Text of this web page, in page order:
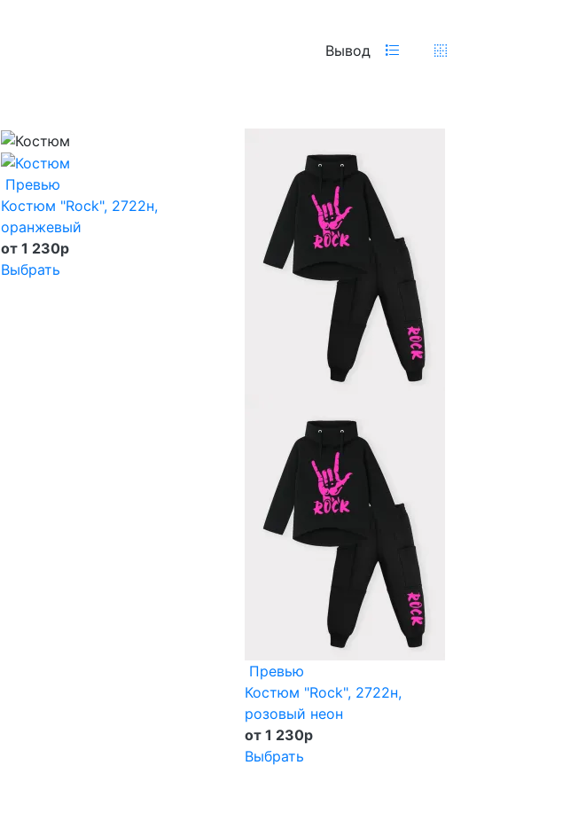
Вывод
Превью
Костюм "Rock", 2722н,
оранжевый
от 1 230p
Выбрать
Превью
Костюм "Rock", 2722н,
розовый неон
от 1 230p
Выбрать